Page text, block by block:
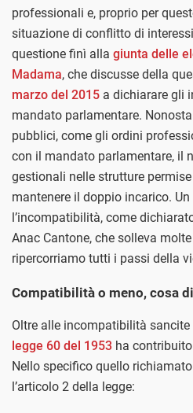
professionali e, proprio per
situazione di conflitto di
questione finì alla giunta delle
Madama, che discusse della
marzo del 2015 a dichiarare gli
mandato parlamentare.
pubblici, come gli ordini
con il mandato parlamentare, il
gestionali nelle strutture
mantenere il doppio incarico.
l’incompatibilità, come
Anac Cantone, che solleva
ripercorriamo tutti i passi della
Compatibilità o meno, cosa
Oltre alle incompatibilità
legge 60 del 1953 ha
Nello specifico quello
l’articolo 2 della legge: